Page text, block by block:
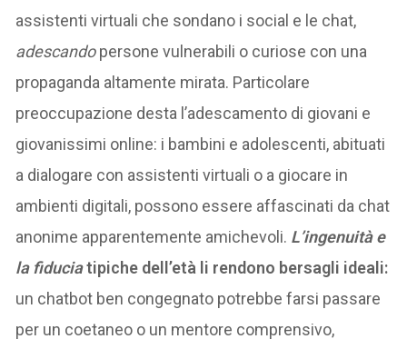
assistenti virtuali che sondano i social e le chat,
adescandopersone vulnerabili o curiose con una
propaganda altamente mirata. Particolare
preoccupazione desta l’adescamento di giovani e
giovanissimi online: i bambini e adolescenti, abituati
a dialogare con assistenti virtuali o a giocare in
ambienti digitali, possono essere affascinati da chat
anonime apparentemente amichevoli. L’ingenuità e
la fiduciatipiche dell’età li rendono bersagli ideali:
un chatbot ben congegnato potrebbe farsi passare
per un coetaneo o un mentore comprensivo,